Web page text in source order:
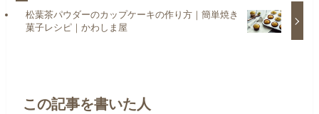
松葉茶パウダーのカップケーキの作り方｜簡単焼き
菓子レシピ｜かわしま屋
この記事を書いた人